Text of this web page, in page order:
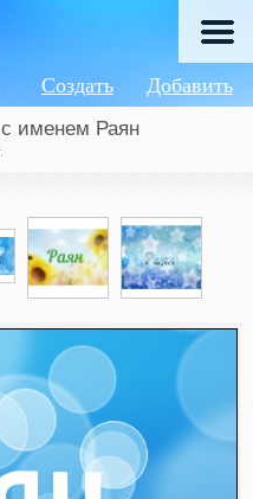
Добавить
Создать
именем Раян